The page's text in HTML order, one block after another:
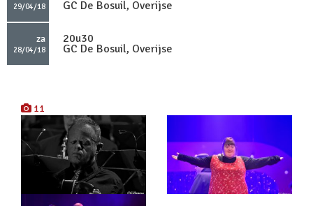
29/04/18 GC De Bosuil, Overijse
za
28/04/18
20u30
GC De Bosuil, Overijse
11